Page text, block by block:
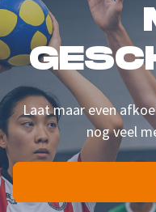
Laat maar even
nog veel